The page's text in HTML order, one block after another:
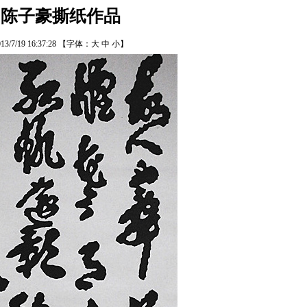
陈子豪撕纸作品
7/19 16:37:28 【字体： 大 中 小】